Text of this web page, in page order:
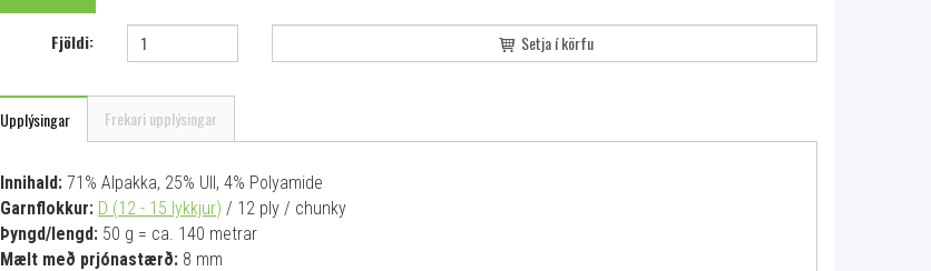
Fjöldi: Setja í körfu
Upplýsingar Frekari upplýsingar
Innihald: 71% Alpakka, 25% Ull, 4% Polyamide
Garnflokkur: D (12 - 15 lykkjur) / 12 ply / chunky
Þyngd/lengd: 50 g = ca. 140 metrar
Mælt með prjónastærð: 8 mm